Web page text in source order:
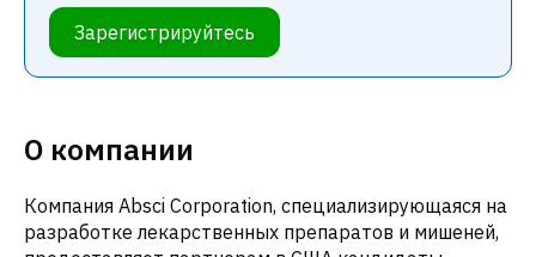
Зарегистрируйтесь
О компании
Компания Absci Corporation, специализирующаяся на
разработке лекарственных препаратов и мишеней,